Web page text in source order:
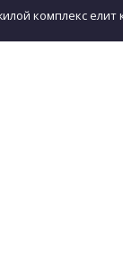
комплекс елит